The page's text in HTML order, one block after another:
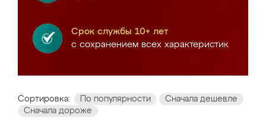
Срок службы 10+ лет
с сохранением всех характеристик
Сортировка: По популярности
Сначала дешевле
Сначала дороже